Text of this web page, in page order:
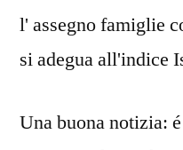
l' assegno famiglie
si adegua all'indice
Una buona notizia: